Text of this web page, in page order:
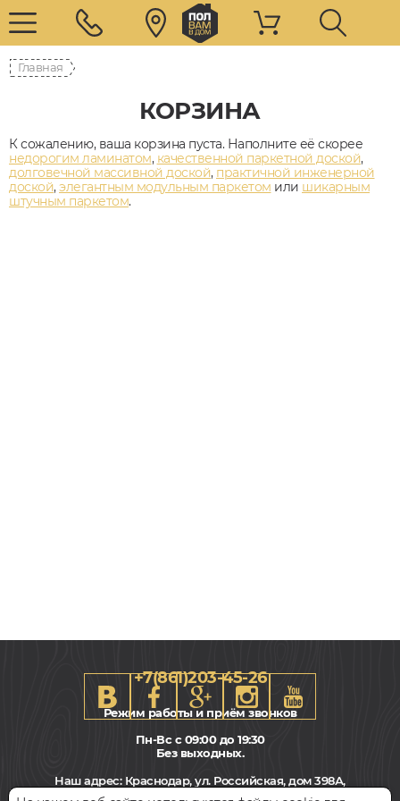
Главная
КОРЗИНА
К сожалению, ваша корзина пуста. Наполните её скорее
недорогим ламинатом, качественной паркетной доской,
долговечной массивной доской, практичной инженерной
доской,элегантным модульным паркетом или шикарным
штучным паркетом.
+7(861)203-45-26
Режим работы и приём звонков
Пн-Вс с 09:00 до 19:30
Без выходных.
Наш адрес: Краснодар, ул. Российская, дом 398А,